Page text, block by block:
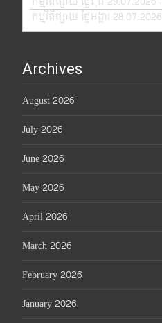
កម្មវិធីផ្សាយ ថ្ងៃអង្គារ 28.07.2026
Archives
August 2026
July 2026
June 2026
May 2026
April 2026
March 2026
February 2026
January 2026